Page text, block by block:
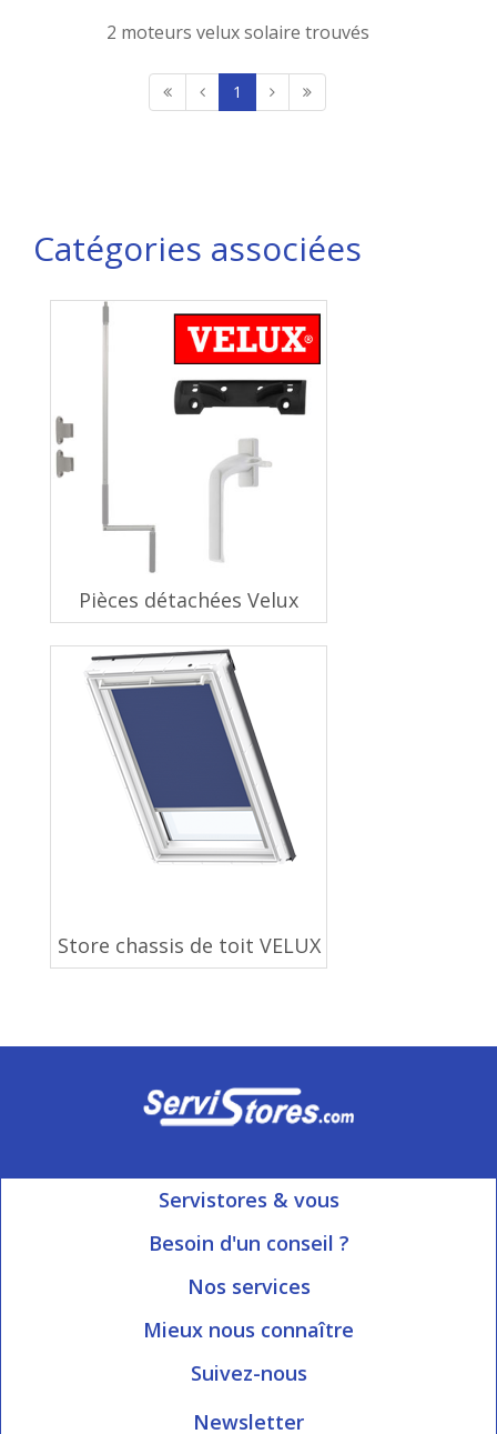
2 moteurs velux solaire trouvés
1
Catégories associées
Pièces détachées Velux
Store chassis de toit VELUX
Servistores & vous
Mon compte
Besoin d'un conseil ?
Ouvert du Lundi au Vendredi
Nos services
Informations livraison
Blog Servistores
Plan du site
Mieux nous connaître
Qui sommes-nous?
Suivez-nous
Newsletter